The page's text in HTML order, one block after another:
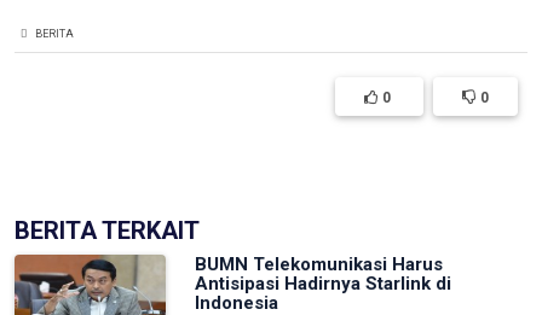
BERITA
0 0
BERITA TERKAIT
BUMN Telekomunikasi Harus
Antisipasi Hadirnya Starlink di
Indonesia